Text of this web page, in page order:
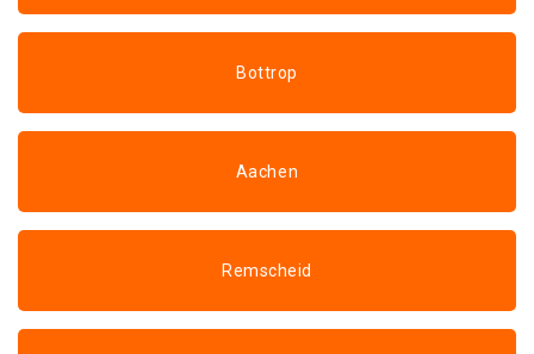
Bottrop
Aachen
Remscheid